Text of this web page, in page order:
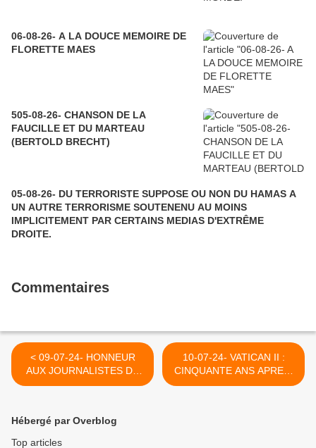
06-08-26- A LA DOUCE MEMOIRE DE
FLORETTE MAES
505-08-26- CHANSON DE LA
FAUCILLE ET DU MARTEAU
(BERTOLD BRECHT)
05-08-26- DU TERRORISTE SUPPOSE OU NON DU HAMAS A
UN AUTRE TERRORISME SOUTENENU AU MOINS
IMPLICITEMENT PAR CERTAINS MEDIAS D'EXTRÊME
DROITE.
Commentaires
< 09-07-24- HONNEUR
AUX JOURNALISTES DE
JDD QUI NE SE LAISSENT
10-07-24- VATICAN II :
CINQUANTE ANS APRES,
CROYANTS, NON
Hébergé par Overblog
Top articles